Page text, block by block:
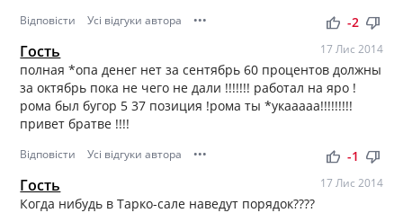
Відповісти Усі відгуки автора ••• thumb_up thumb_down
-2
Гость 17 Лис 2014
полная *опа денег нет за сентябрь 60 процентов должны
за октябрь пока не чего не дали !!!!!!! работал на яро !
рома был бугор 5 37 позиция !рома ты *укааааа!!!!!!!!!
привет братве !!!!
Відповісти Усі відгуки автора ••• thumb_up thumb_down
-1
Гость 17 Лис 2014
Когда нибудь в Тарко-сале наведут порядок????